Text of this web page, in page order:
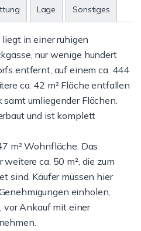
Lage Sonstiges
in einer ruhigen
nur wenige hundert
entfernt, auf einem ca. 444
ca. 42 m² Fläche entfallen
samt umliegender Flächen.
und ist komplett
m² Wohnfläche. Das
ca. 50 m², die zum
sind. Käufer müssen hier
einholen,
vor Ankauf mit einer